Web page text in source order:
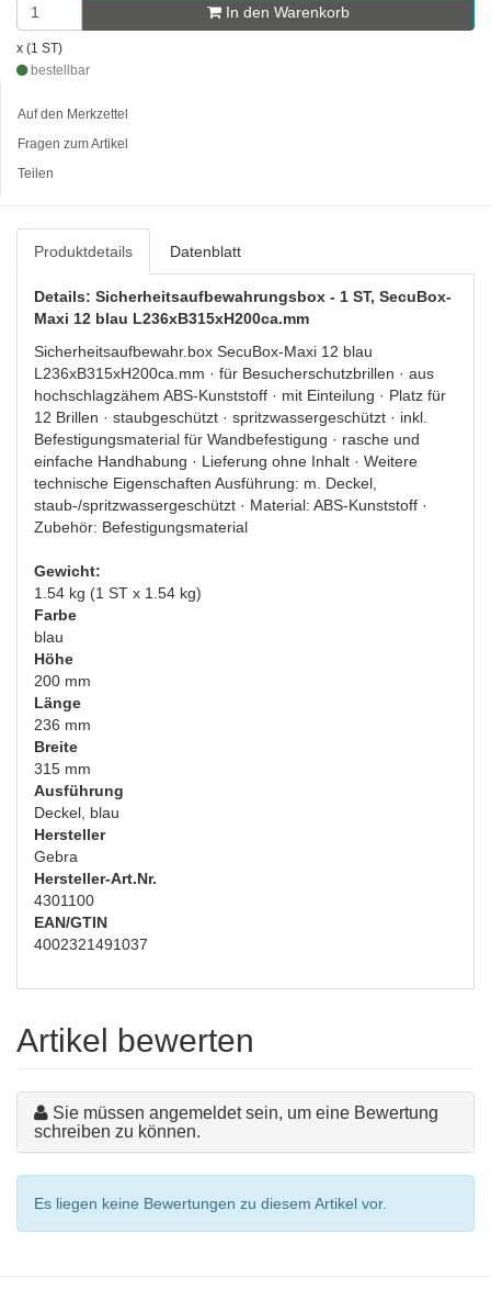
In den Warenkorb
x (1 ST)
bestellbar
Auf den Merkzettel
Fragen zum Artikel
Teilen
Produktdetails Datenblatt
Details: Sicherheitsaufbewahrungsbox - 1 ST, SecuBox-
Maxi 12 blau L236xB315xH200ca.mm
Sicherheitsaufbewahr.box SecuBox-Maxi 12 blau
L236xB315xH200ca.mm · für Besucherschutzbrillen · aus
hochschlagzähem ABS-Kunststoff · mit Einteilung · Platz für
12 Brillen · staubgeschützt · spritzwassergeschützt · inkl.
Befestigungsmaterial für Wandbefestigung · rasche und
einfache Handhabung · Lieferung ohne Inhalt · Weitere
technische Eigenschaften Ausführung: m. Deckel,
staub-/spritzwassergeschützt · Material: ABS-Kunststoff ·
Zubehör: Befestigungsmaterial
Gewicht:
1.54 kg (1 ST x 1.54 kg)
Farbe
blau
Höhe
200 mm
Länge
236 mm
Breite
315 mm
Ausführung
Deckel, blau
Hersteller
Gebra
Hersteller-Art.Nr.
4301100
EAN/GTIN
4002321491037
Artikel bewerten
Sie müssen angemeldet sein, um eine Bewertung
schreiben zu können.
Es liegen keine Bewertungen zu diesem Artikel vor.